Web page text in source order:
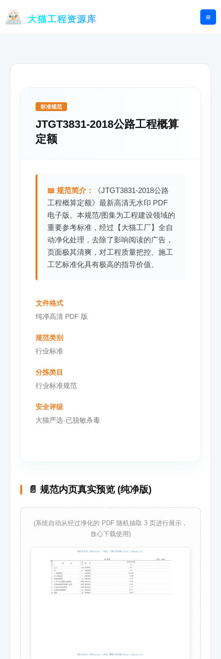
大猫工程资源库
标准规范
JTGT3831-2018公路工程概算
定额
📖 规范简介：
《JTGT3831-2018公路
工程概算定额》最新高清无水印 PDF
电子版。本规范/图集为工程建设领域的
重要参考标准，经过【大猫工厂】全自
动净化处理，去除了影响阅读的广告，
页面极其清爽，对工程质量把控、施工
工艺标准化具有极高的指导价值。
文件格式
纯净高清 PDF 版
规范类别
行业标准
分拣类目
行业标准规范
安全评级
大猫严选·已脱敏杀毒
📄 规范内页真实预览 (纯净版)
(系统自动从经过净化的 PDF 随机抽取 3 页进行展示，
放心下载使用)